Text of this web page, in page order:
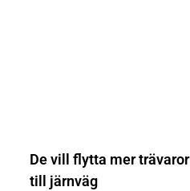
De vill flytta mer trävaror
till järnväg